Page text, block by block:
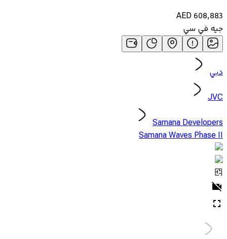
AED 608,883
جيه في سي
دبي
JVC
Samana Developers
Samana Waves Phase II